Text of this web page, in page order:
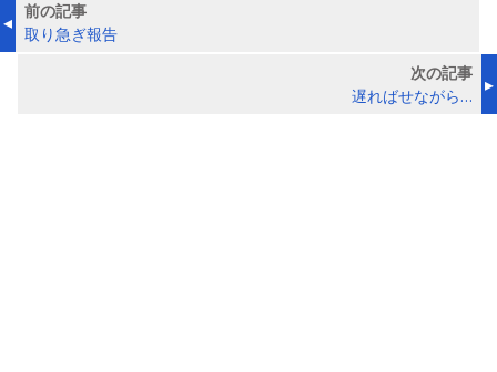
前の記事
取り急ぎ報告
次の記事
遅ればせながら…